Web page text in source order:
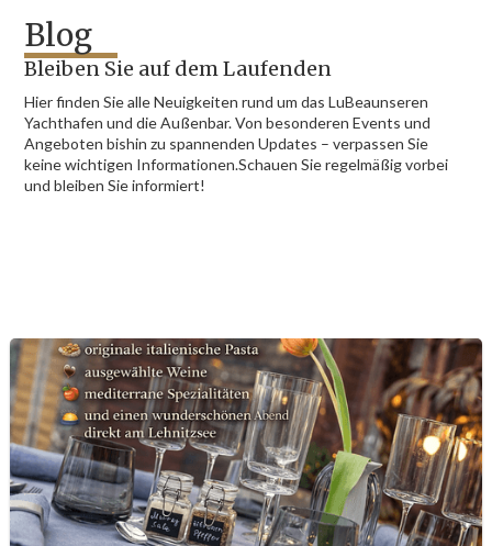
Blog
Bleiben Sie auf dem Laufenden
Hier finden Sie alle Neuigkeiten rund um das LuBeaunseren
Yachthafen und die Außenbar. Von besonderen Events und
Angeboten bishin zu spannenden Updates – verpassen Sie
keine wichtigen Informationen.Schauen Sie regelmäßig vorbei
und bleiben Sie informiert!